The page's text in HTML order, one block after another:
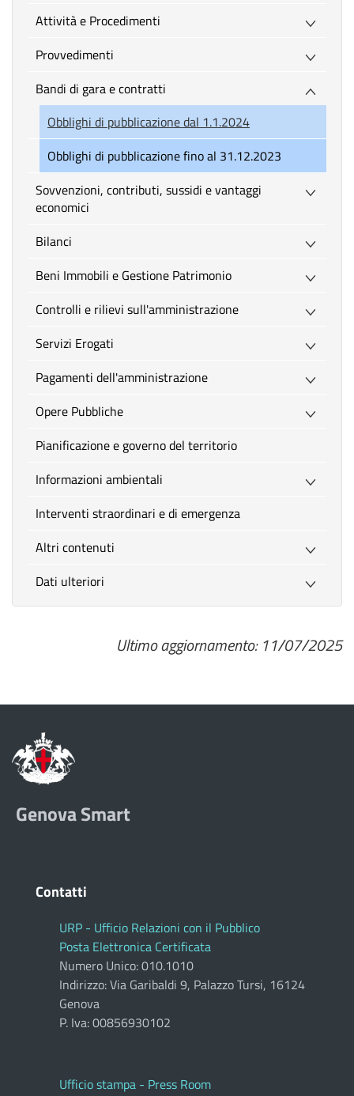
Attività e Procedimenti
Provvedimenti
Bandi di gara e contratti
Obblighi di pubblicazione dal 1.1.2024
Obblighi di pubblicazione fino al 31.12.2023
Sovvenzioni, contributi, sussidi e vantaggi
economici
Bilanci
Beni Immobili e Gestione Patrimonio
Controlli e rilievi sull'amministrazione
Servizi Erogati
Pagamenti dell'amministrazione
Opere Pubbliche
Pianificazione e governo del territorio
Informazioni ambientali
Interventi straordinari e di emergenza
Altri contenuti
Dati ulteriori
Ultimo aggiornamento: 11/07/2025
Genova Smart
Contatti
URP - Ufficio Relazioni con il Pubblico
Posta Elettronica Certificata
Numero Unico: 010.1010
Indirizzo: Via Garibaldi 9, Palazzo Tursi, 16124
Genova
P. Iva: 00856930102
Ufficio stampa - Press Room